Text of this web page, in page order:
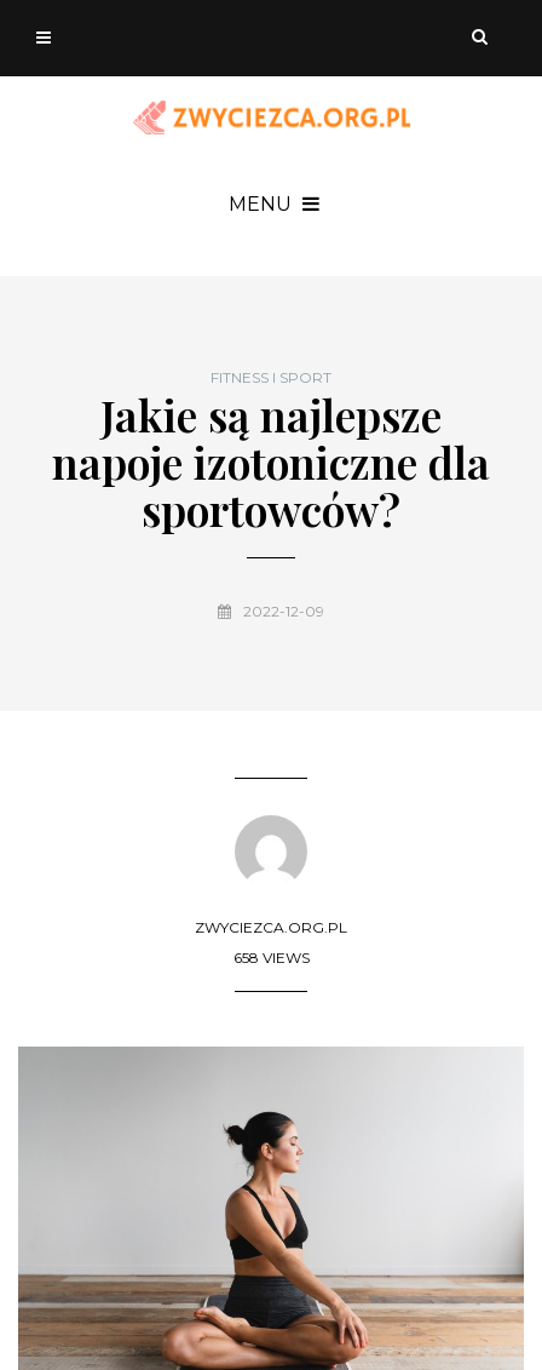
MENU
FITNESS I SPORT
Jakie są najlepsze
napoje izotoniczne dla
sportowców?
2022-12-09
ZWYCIEZCA.ORG.PL
658 VIEWS